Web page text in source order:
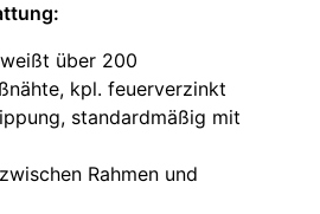
über 200
kpl. feuerverzinkt
standardmäßig mit
Rahmen und